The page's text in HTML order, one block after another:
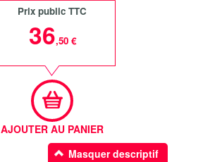
Prix public TTC
36,50 €
AJOUTER AU PANIER
Masquer descriptif